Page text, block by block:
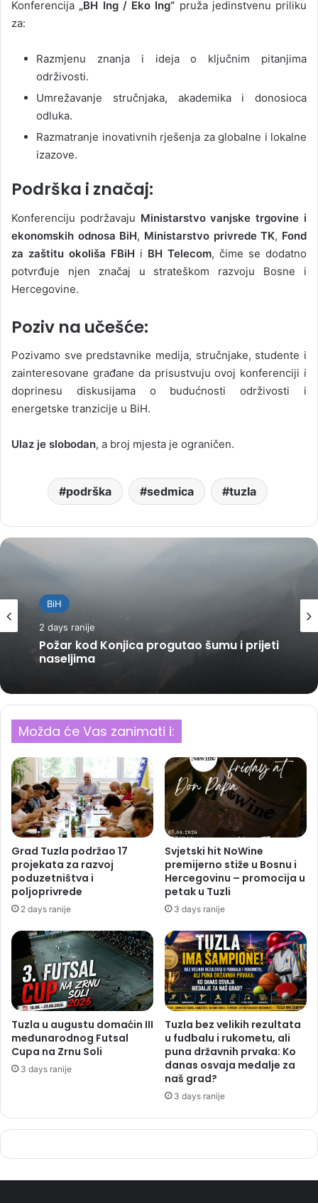
Konferencija „BH Ing / Eko Ing“ pruža jedinstvenu priliku
za:
Razmjenu znanja i ideja o ključnim pitanjima
održivosti.
Umrežavanje stručnjaka, akademika i donosioca
odluka.
Razmatranje inovativnih rješenja za globalne i lokalne
izazove.
Podrška i značaj:
Konferenciju podržavaju Ministarstvo vanjske trgovine i
ekonomskih odnosa BiH, Ministarstvo privrede TK, Fond
za zaštitu okoliša FBiH i BH Telecom, čime se dodatno
potvrđuje njen značaj u strateškom razvoju Bosne i
Hercegovine.
Poziv na učešće:
Pozivamo sve predstavnike medija, stručnjake, studente i
zainteresovane građane da prisustvuju ovoj konferenciji i
doprinesu diskusijama o budućnosti održivosti i
energetske tranzicije u BiH.
Ulaz je slobodan, a broj mjesta je ograničen.
podrška sedmica tuzla
BiH
2 days ranije
Požar kod Konjica progutao šumu i prijeti
naseljima
Možda će Vas zanimati i:
Grad Tuzla podržao 17
projekata za razvoj
poduzetništva i
poljoprivrede
2 days ranije
Svjetski hit NoWine
premijerno stiže u Bosnu i
Hercegovinu – promocija u
petak u Tuzli
3 days ranije
Tuzla u augustu domaćin III
međunarodnog Futsal
Cupa na Zrnu Soli
3 days ranije
Tuzla bez velikih rezultata
u fudbalu i rukometu, ali
puna državnih prvaka: Ko
danas osvaja medalje za
naš grad?
3 days ranije